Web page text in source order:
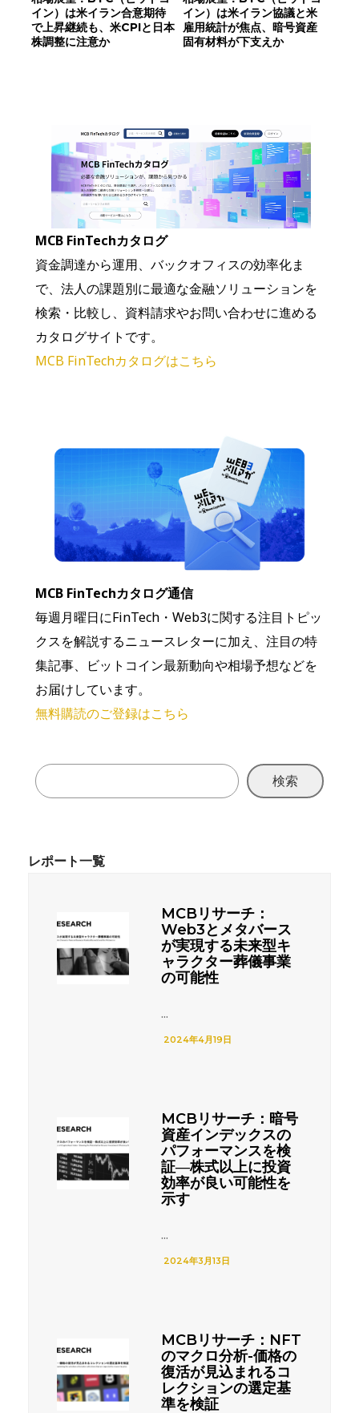
イン）は米イラン合意期待
で上昇継続も、米CPIと日本
株調整に注意か
イン）は米イラン協議と米
雇用統計が焦点、暗号資産
固有材料が下支えか
MCB FinTechカタログ
資金調達から運用、バックオフィスの効率化ま
で、法人の課題別に最適な金融ソリューションを
検索・比較し、資料請求やお問い合わせに進める
カタログサイトです。
MCB FinTechカタログはこちら
MCB FinTechカタログ通信
毎週月曜日にFinTech・Web3に関する注目トピッ
クスを解説するニュースレターに加え、注目の特
集記事、ビットコイン最新動向や相場予想などを
お届けしています。
無料購読のご登録はこちら
検索
MCBリサーチ：
Web3とメタバース
が実現する未来型キ
ャラクター葬儀事業
の可能性
...
2024年4月19日
MCBリサーチ：暗号
資産インデックスの
パフォーマンスを検
証―株式以上に投資
効率が良い可能性を
示す
...
2024年3月13日
MCBリサーチ：NFT
のマクロ分析-価格の
復活が見込まれるコ
レクションの選定基
準を検証